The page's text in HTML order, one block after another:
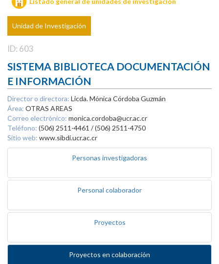
Unidad de Investigación
ID: 603
SISTEMA BIBLIOTECA DOCUMENTACIÓN
E INFORMACIÓN
Director o directora: Licda. Mónica Córdoba Guzmán
Área: OTRAS AREAS
Correo electrónico: monica.cordoba@ucr.ac.cr
Teléfono: (506) 2511-4461 / (506) 2511-4750
Sitio web: www.sibdi.ucr.ac.cr
Personas investigadoras
Personal colaborador
Proyectos
Proyectos en colaboración